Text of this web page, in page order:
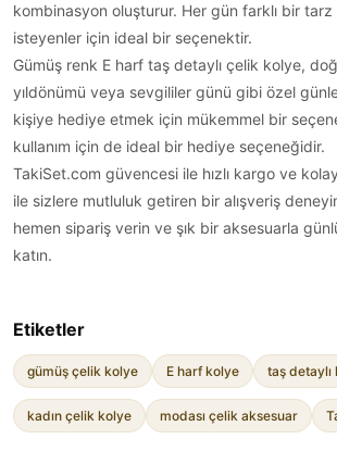
kombinasyon oluşturur. Her gün farklı bir
isteyenler için ideal bir seçenektir.
Gümüş renk E harf taş detaylı çelik kolye,
yıldönümü veya sevgililer günü gibi özel
kişiye hediye etmek için mükemmel bir
kullanım için de ideal bir hediye seçeneğidir.
TakiSet.com güvencesi ile hızlı kargo ve
ile sizlere mutluluk getiren bir alışveriş
hemen sipariş verin ve şık bir aksesuarla
katın.
Etiketler
gümüş çelik kolye E harf kolye taş detaylı
kadın çelik kolye modası çelik aksesuar